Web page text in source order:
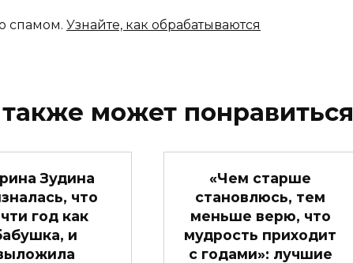
спамом. Узнайте, как обрабатываются
может понравиться
Зудина
что
год как
и
«Чем старше
становлюсь, тем
меньше верю, что
мудрость приходит
с годами»: лучшие